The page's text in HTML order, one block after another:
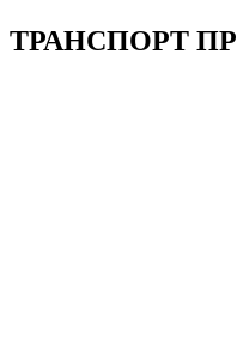
ТРАНСПОРТ